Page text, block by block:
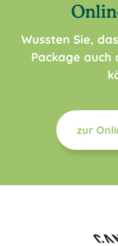
Wussten Sie,
Package auch
zur